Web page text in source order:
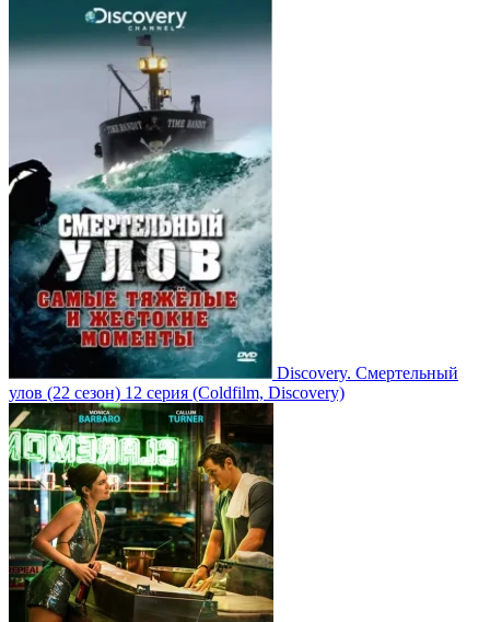
Discovery. Смертельный
улов (22 сезон) 12 серия (Coldfilm, Discovery)